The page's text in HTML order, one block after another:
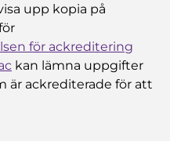
upp kopia på
för ackreditering
kan lämna uppgifter
är ackrediterade för att